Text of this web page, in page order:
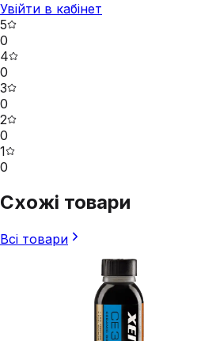
Увійти в кабінет
5
0
4
0
3
0
2
0
1
0
Схожі товари
Всі товари